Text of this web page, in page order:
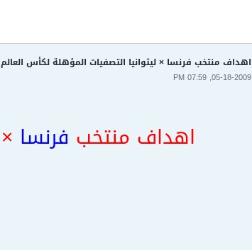
اهداف منتخب فرنسا × ليثوانيا التصفيات المؤهلة لكأس العالم 2010
05-18-2009, 07:59 PM
اهداف منتخب فرنسا ×